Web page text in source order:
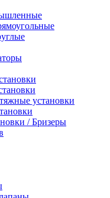
установки
/ Бризеры